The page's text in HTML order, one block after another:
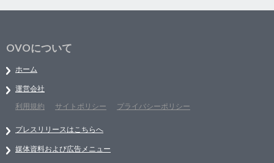
OVOについて
ホーム
運営会社
利用規約
サイトポリシー プライバシーポリシー
プレスリリースはこちらへ
媒体資料および広告メニュー